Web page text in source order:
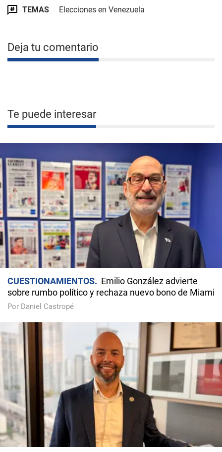
TEMAS Elecciones en Venezuela
Deja tu comentario
Te puede interesar
CUESTIONAMIENTOS
Emilio González advierte
sobre rumbo político y rechaza nuevo bono de Miami
Por Daniel Castropé